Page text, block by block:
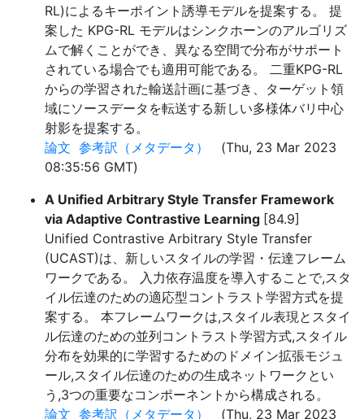
RL)によるキーポイント誘導モデルを提案する。 提
案した KPG-RL モデルはシンクホーンのアルゴリズ
ムで解くことができ、異なる空間で分布がサポート
されている場合でも適用可能である。 二重KPG-RL
からの学習された輸送計画に基づき、ターゲット領
域にソースデータを転送する新しい多様体バリ中心
射影を提案する。
論文 参考訳（メタデータ）
(Thu, 23 Mar 2023
08:35:56 GMT)
A Unified Arbitrary Style Transfer Framework
via Adaptive Contrastive Learning [84.9]
Unified Contrastive Arbitrary Style Transfer
(UCAST)は、新しいスタイルの学習・伝達フレーム
ワークである。 入力依存温度を導入することで,スタ
イル伝達のための適応型コントラスト学習方式を提
案する。 本フレームワークは,スタイル表現とスタイ
ル伝達のための並列コントラスト学習方式,スタイル
分布を効果的に学習するためのドメイン拡張モジュ
ール,スタイル伝達のための生成ネットワークとい
う,3つの重要なコンポーネントから構成される。
論文 参考訳（メタデータ） (Thu, 23 Mar 2023